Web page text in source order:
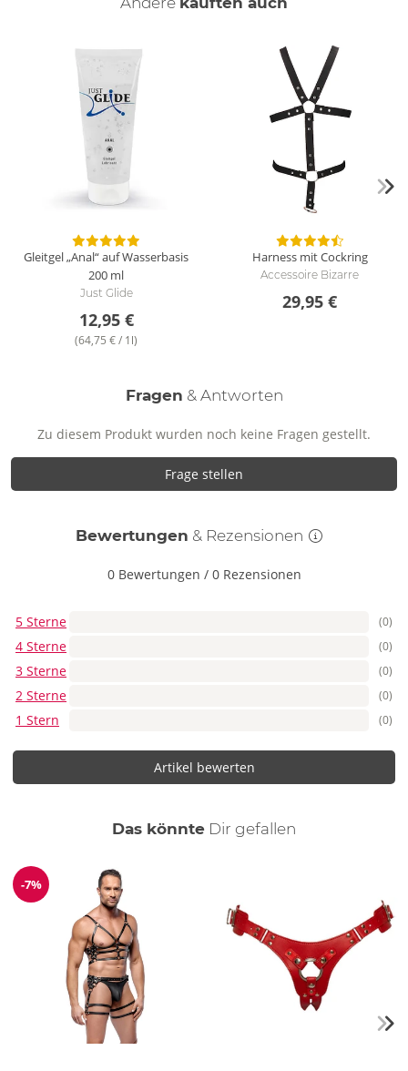
abgewischt. Bei hartnäckigeren Verschmutzungen kann eine
milde Seife und eine weiche Bürste verwendet werden. Zur
speziellen Pflege empfehlen wir Lederpflege-Produkte. Der
Penisring kann mit einem Toy-Reiniger gereinigt werden.
Enthält nichttextile Teile tierischen Ursprungs.
Gleitgel „Anal“ auf Wasserbasis
200 ml
Just Glide
12,95 €
(64,75 € / 1l)
Harness mit Cockring
Accessoire Bizarre
29,95 €
Fragen & Antworten
Zu diesem Produkt wurden noch keine Fragen gestellt.
Frage stellen
Bewertungen & Rezensionen
0 Bewertungen / 0 Rezensionen
5 Sterne (0)
4 Sterne (0)
3 Sterne (0)
2 Sterne (0)
1 Stern (0)
Artikel bewerten
Das könnte Dir auch
gefallen
Reduzierung
-7%